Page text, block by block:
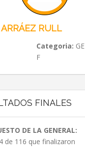
RULL
Categoria:
F
FINALES
DE LA GENERAL:
de 116 que finalizaron